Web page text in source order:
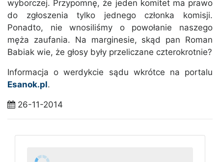
wyborczej. Przypomnę, że jeden komitet ma prawo
do zgłoszenia tylko jednego członka komisji.
Ponadto, nie wnosiliśmy o powołanie naszego
męża zaufania. Na marginesie, skąd pan Roman
Babiak wie, że głosy były przeliczane czterokrotnie?
Informacja o werdykcie sądu wkrótce na portalu
Esanok.pl.
26-11-2014